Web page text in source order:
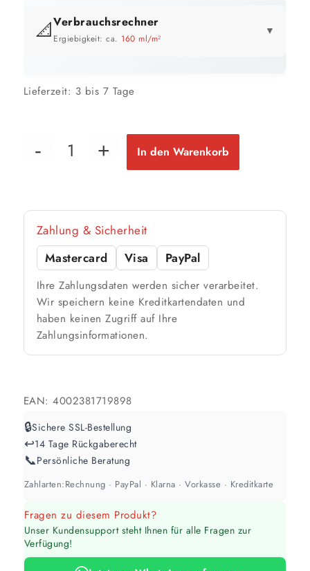
📐Verbrauchsrechner
Ergiebigkeit: ca. 160 ml/m²
▼
bis ca.8 m²
2 Anstriche
1 Anstrich
bis ca.16 m²
2 Anstriche
1 Anstrich
bis ca.
2 Anstriche
bis ca.78 m²
bis ca.39 m²
2 Anstriche
📏 Ihre Fläche
🎨 Jetziger Zustand
2 Anstriche empfohlen
Weiß / hell
1 Anstrich reicht meist
abweichen. Für 10 % Reserve wird automatisch aufgerundet.
Lieferzeit: 3 bis 7 Tage
In den Warenkorb
Zahlung & Sicherheit
Mastercard
Visa PayPal
Ihre Zahlungsdaten werden sicher verarbeitet.
Wir speichern keine Kreditkartendaten und
haben keinen Zugriff auf Ihre
Zahlungsinformationen.
EAN:4002381719898
🔒Sichere SSL-Bestellung
↩️14 Tage Rückgaberecht
📞Persönliche Beratung
Zahlarten:Rechnung · PayPal · Klarna · Vorkasse · Kreditkarte
Fragen zu diesem Produkt?
Unser Kundensupport steht Ihnen für alle Fragen zur
Verfügung!